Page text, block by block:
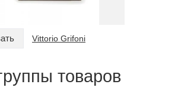
Vittorio Grifoni
товаров